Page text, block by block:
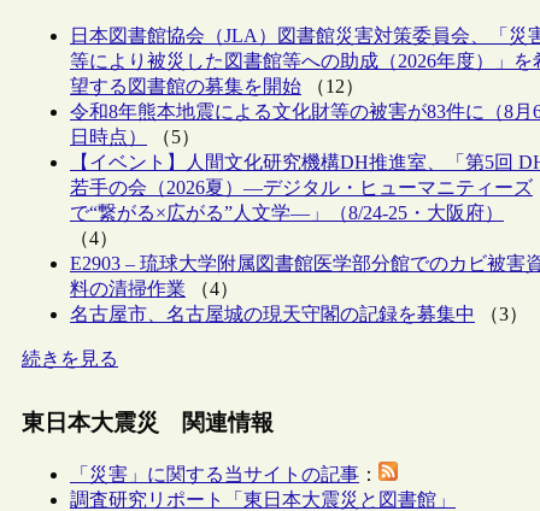
日本図書館協会（JLA）図書館災害対策委員会、「災
等により被災した図書館等への助成（2026年度）」を
望する図書館の募集を開始 （12）
令和8年熊本地震による文化財等の被害が83件に（8月
日時点）
（5）
【イベント】人間文化研究機構DH推進室、「第5回
若手の会（2026夏）―デジタル・ヒューマニティーズ
で“繋がる×広がる”人文学―」（8/24-25・大阪府）
（4）
E2903 – 琉球大学附属図書館医学部分館でのカビ被害
料の清掃作業 （4）
名古屋市、名古屋城の現天守閣の記録を募集中
（3）
続きを見る
東日本大震災 関連情報
「災害」に関する当サイトの記事 ：
調査研究リポート「東日本大震災と図書館」